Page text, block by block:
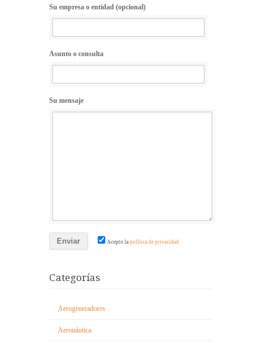
Su empresa o entidad (opcional)
Asunto o consulta
Su mensaje
Acepto la política de privacidad
Categorías
Aerogeneradores
Aeronáutica